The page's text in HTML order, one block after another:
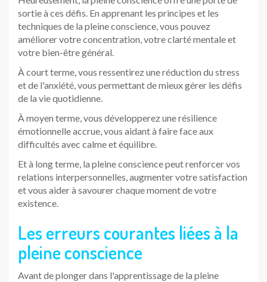
sortie à ces défis. En apprenant les principes et les
techniques de la pleine conscience, vous pouvez
améliorer votre concentration, votre clarté mentale et
votre bien-être général.
À court terme, vous ressentirez une réduction du stress
et de l'anxiété, vous permettant de mieux gérer les défis
de la vie quotidienne.
À moyen terme, vous développerez une résilience
émotionnelle accrue, vous aidant à faire face aux
difficultés avec calme et équilibre.
Et à long terme, la pleine conscience peut renforcer vos
relations interpersonnelles, augmenter votre satisfaction
et vous aider à savourer chaque moment de votre
existence.
Les erreurs courantes liées à la
pleine conscience
Avant de plonger dans l'apprentissage de la pleine